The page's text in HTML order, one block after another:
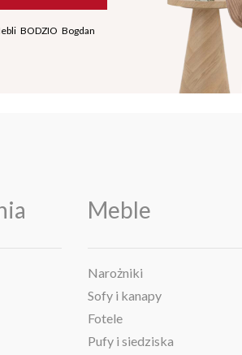
BODZIO Bogdan
Meble
Narożniki
Sofy i kanapy
Fotele
Pufy i siedziska